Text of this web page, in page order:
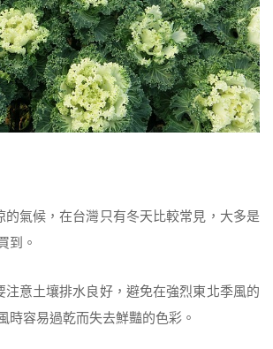
氣候，在台灣只有冬天比較常見，大多是
到。
意土壤排水良好，避免在強烈東北季風的
時容易過乾而失去鮮豔的色彩。